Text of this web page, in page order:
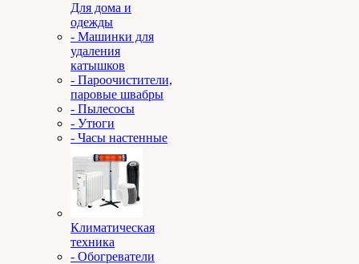
Для дома и
одежды
- Машинки для
удаления
катышков
- Пароочистители,
паровые швабры
- Пылесосы
- Утюги
- Часы настенные
Климатическая
техника
- Обогреватели